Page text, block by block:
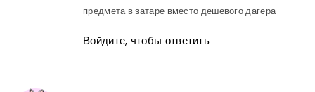
предмета в затаре вместо дешевого дагера
Войдите, чтобы ответить